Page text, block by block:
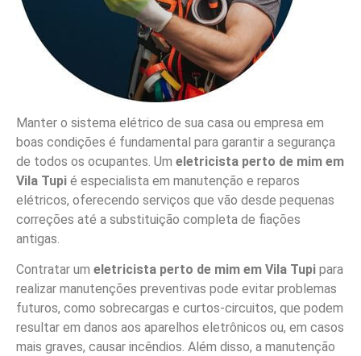
Manter o sistema elétrico de sua casa ou empresa em
boas condições é fundamental para garantir a segurança
de todos os ocupantes. Um eletricista perto de mim em
Vila Tupi é especialista em manutenção e reparos
elétricos, oferecendo serviços que vão desde pequenas
correções até a substituição completa de fiações
antigas.
Contratar um eletricista perto de mim em Vila Tupi para
realizar manutenções preventivas pode evitar problemas
futuros, como sobrecargas e curtos-circuitos, que podem
resultar em danos aos aparelhos eletrônicos ou, em casos
mais graves, causar incêndios. Além disso, a manutenção